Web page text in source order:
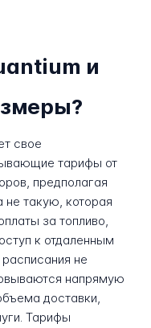
и
свое
тарифы от
предполагая
такую, которая
за топливо,
к отдаленным
не
напрямую
доставки,
Тарифы